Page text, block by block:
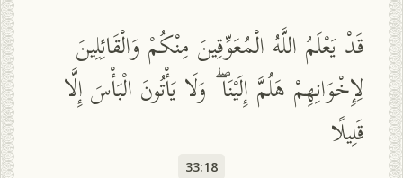
قَدْ يَعْلَمُ اللَّهُ الْمُعَوِّقِينَ مِنْكُمْ وَالْقَائِلِينَ
لِإِخْوَانِهِمْ هَلُمَّ إِلَيْنَا ۖ وَلَا يَأْتُونَ الْبَأْسَ إِلَّا
قَلِيلًا
33:18